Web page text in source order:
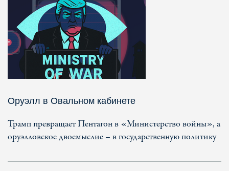
Оруэлл в Овальном кабинете
Трамп превращает Пентагон в «Министерство войны», а
оруэлловское двоемыслие – в государственную политику